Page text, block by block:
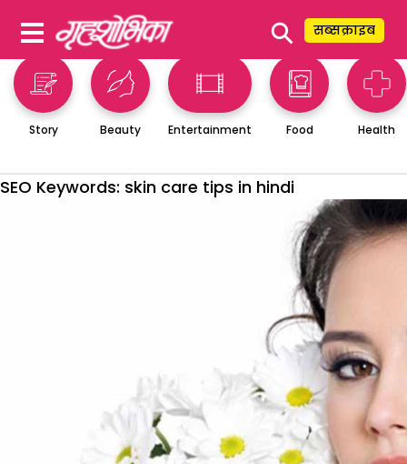
⚲ सब्सक्राइब
Story Beauty Entertainment Food Health
SEO Keywords: skin care tips in hindi